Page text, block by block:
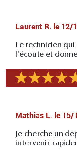
Laurent R. le 12/
Le technicien
l'écoute et
Mathias L. le 15/
Je cherche un
intervenir